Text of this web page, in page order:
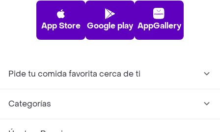
App Store Google play AppGallery
Pide tu comida favorita cerca de ti
Categorías